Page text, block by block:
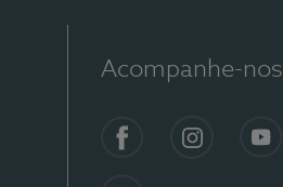
Acompanhe-nos